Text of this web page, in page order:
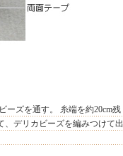
ーズを通す。 糸端を約20cm残
、デリカビーズを編みつけて出